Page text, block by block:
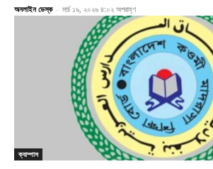
অনলাইন ডেস্ক - মার্চ ১৯, ২০২৬ ৪:০২ অপরাহ্ণ
ক্যাম্পাস